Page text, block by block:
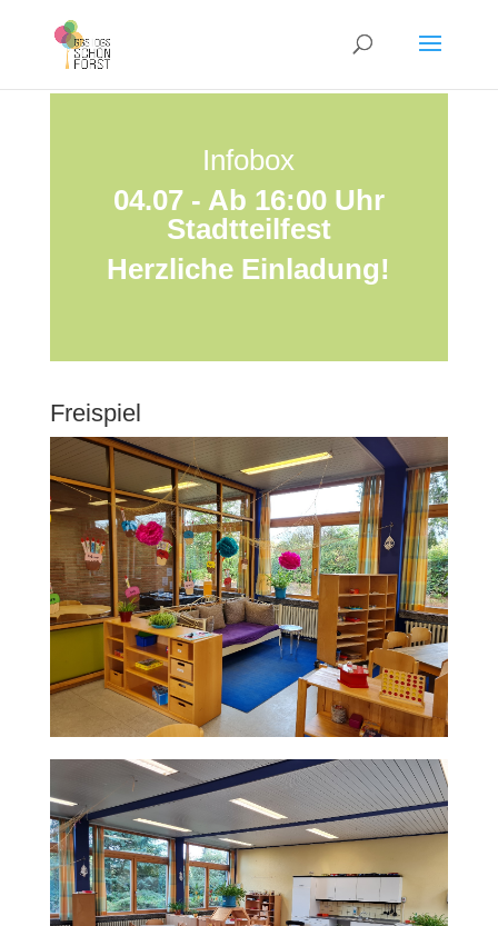
Infobox
04.07 - Ab 16:00 Uhr
Stadtteilfest
Herzliche Einladung!
Freispiel